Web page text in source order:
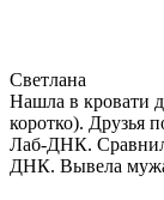
Светлана
Нашла в кровати
коротко). Друзья
Лаб-ДНК.
ДНК. Вывела мужа